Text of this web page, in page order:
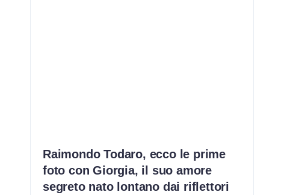
Raimondo Todaro, ecco le prime
foto con Giorgia, il suo amore
segreto nato lontano dai riflettori